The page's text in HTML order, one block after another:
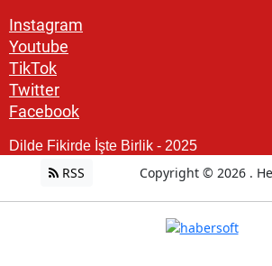
Instagram
Youtube
TikTok
Twitter
Facebook
Dilde Fikirde İşte Birlik - 2025
RSS Copyright © 2026 .